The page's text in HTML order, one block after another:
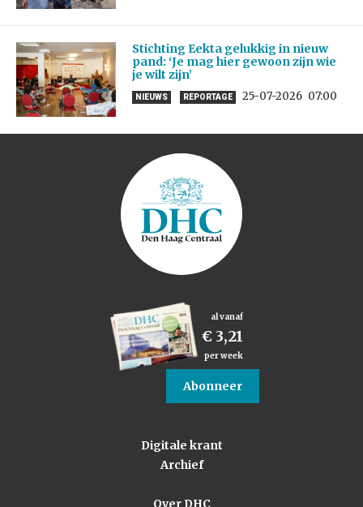
Stichting Eekta gelukkig in nieuw
pand: ‘Je mag hier gewoon zijn wie
je wilt zijn’
NIEUWS REPORTAGE 25-07-2026 07:00
al vanaf
€ 3,21
per week
Abonneer
Digitale krant
Archief
Over DHC